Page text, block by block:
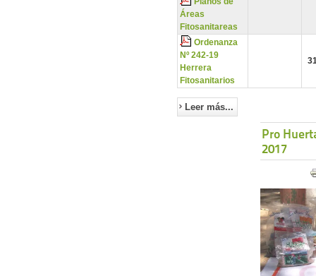
Áreas
Fitosanitareas
Ordenanza
Nº 242-19
Herrera
Fitosanitarios
Leer más...
Pro
2017